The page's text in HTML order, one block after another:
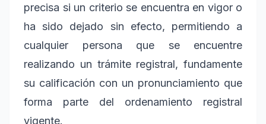
precisa si un criterio se encuentra en vigor o
ha sido dejado sin efecto, permitiendo a
cualquier persona que se encuentre
realizando un trámite registral, fundamente
su calificación con un pronunciamiento que
forma parte del ordenamiento registral
vigente.